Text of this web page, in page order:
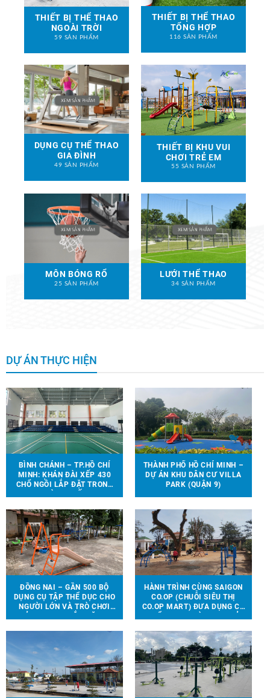
THIẾT BỊ THỂ THAO
NGOÀI TRỜI
59 SẢN PHẨM
THIẾT BỊ THỂ THAO
TỔNG HỢP
116 SẢN PHẨM
DỤNG CỤ THỂ THAO
GIA ĐÌNH
49 SẢN PHẨM
THIẾT BỊ KHU VUI
CHƠI TRẺ EM
55 SẢN PHẨM
MÔN BÓNG RỔ
25 SẢN PHẨM
LƯỚI THỂ THAO
34 SẢN PHẨM
DỰ ÁN THỰC HIỆN
BÌNH CHÁNH – TP.HỒ CHÍ
MINH: KHÁN ĐÀI XẾP 430
CHỔ NGỒI LẮP ĐẶT TRONG
THÀNH PHỐ HỒ CHÍ MINH –
DỰ ÁN KHU DÂN CƯ VILLA
PARK (QUẬN 9)
ĐỒNG NAI – GẦN 500 BỘ
DỤNG CỤ TẬP THỂ DỤC CHO
NGƯỜI LỚN VÀ TRÒ CHƠI
HÀNH TRÌNH CÙNG SAIGON
CO.OP (CHUỖI SIÊU THỊ
CO.OP MART) ĐƯA DỤNG CỤ
HỌC TẠI 6 TỈNH THÀNH